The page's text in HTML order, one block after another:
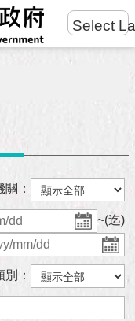
Select
：
~(迄)
：